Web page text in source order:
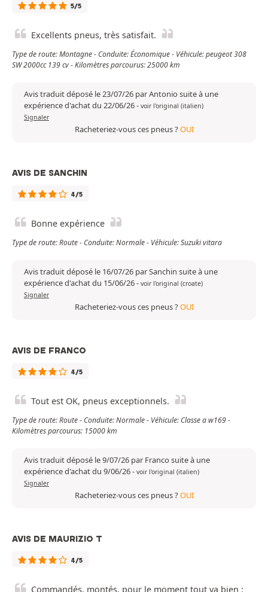
5/5
Excellents pneus, très satisfait.
Type de route: Montagne - Conduite: Économique - Véhicule: peugeot 308
SW 2000cc 139 cv - Kilomètres parcourus: 25000 km
Avis traduit déposé le 23/07/26 par Antonio suite à une
expérience d'achat du 22/06/26- voir l'original (italien)
Signaler
Racheteriez-vous ces pneus ?OUI
AVIS DE SANCHIN
4/5
Bonne expérience
Type de route: Route - Conduite: Normale - Véhicule: Suzuki vitara
Avis traduit déposé le 16/07/26 par Sanchin suite à une
expérience d'achat du 15/06/26- voir l'original (croate)
Signaler
Racheteriez-vous ces pneus ?OUI
AVIS DE FRANCO
4/5
Tout est OK, pneus exceptionnels.
Type de route: Route - Conduite: Normale - Véhicule: Classe a w169 -
Kilomètres parcourus: 15000 km
Avis traduit déposé le 9/07/26 par Franco suite à une
expérience d'achat du 9/06/26- voir l'original (italien)
Signaler
Racheteriez-vous ces pneus ?OUI
AVIS DE MAURIZIO T
4/5
Commandés, montés, pour le moment tout va bien :